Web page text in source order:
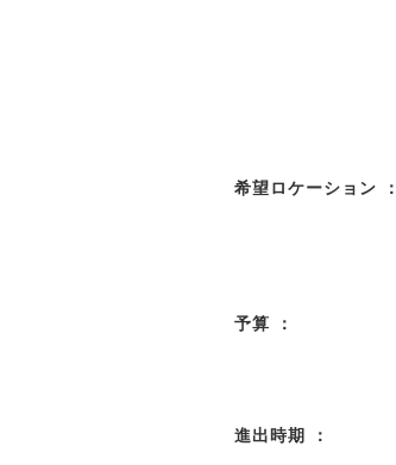
希望ロケーション ：
予算 ：
進出時期 ：